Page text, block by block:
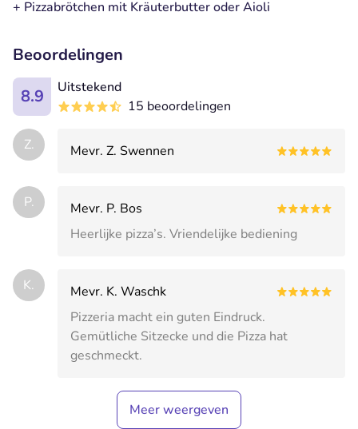
+ Pizzabrötchen mit Kräuterbutter oder Aioli
Beoordelingen
8.9
Uitstekend
15 beoordelingen
Z. Mevr. Z. Swennen
P.
Mevr. P. Bos
Heerlijke pizza’s. Vriendelijke bediening
K.
Mevr. K. Waschk
Pizzeria macht ein guten Eindruck.
Gemütliche Sitzecke und die Pizza hat
geschmeckt.
Meer weergeven